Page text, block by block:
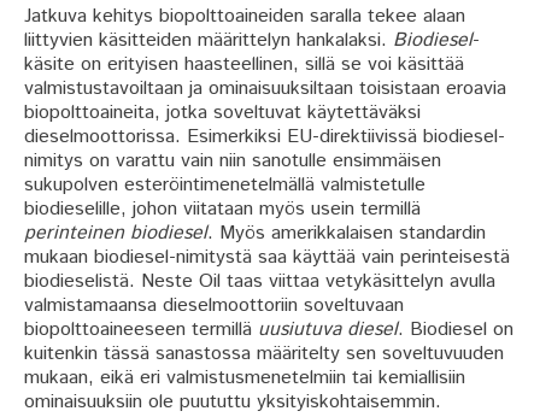
Jatkuva kehitys biopolttoaineiden saralla tekee alaan
liittyvien käsitteiden määrittelyn hankalaksi. Biodiesel-
käsite on erityisen haasteellinen, sillä se voi käsittää
valmistustavoiltaan ja ominaisuuksiltaan toisistaan eroavia
biopolttoaineita, jotka soveltuvat käytettäväksi
dieselmoottorissa. Esimerkiksi EU-direktiivissä biodiesel-
nimitys on varattu vain niin sanotulle ensimmäisen
sukupolven esteröintimenetelmällä valmistetulle
biodieselille, johon viitataan myös usein termillä
perinteinen biodiesel. Myös amerikkalaisen standardin
mukaan biodiesel-nimitystä saa käyttää vain perinteisestä
biodieselistä. Neste Oil taas viittaa vetykäsittelyn avulla
valmistamaansa dieselmoottoriin soveltuvaan
biopolttoaineeseen termillä uusiutuva diesel. Biodiesel on
kuitenkin tässä sanastossa määritelty sen soveltuvuuden
mukaan, eikä eri valmistusmenetelmiin tai kemiallisiin
ominaisuuksiin ole puututtu yksityiskohtaisemmin.